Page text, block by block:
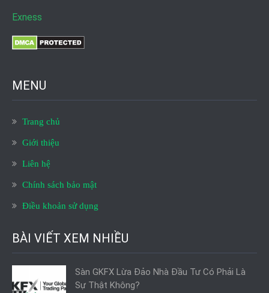
Exness
MENU
Trang chủ
Giới thiệu
Liên hệ
Chính sách bảo mật
Điều khoản sử dụng
BÀI VIẾT XEM NHIỀU
Sàn GKFX Lừa Đảo Nhà Đầu Tư Có Phải Là
Sự Thật Không?